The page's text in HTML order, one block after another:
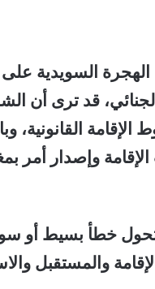
السويدية
قد ترى أن
القانونية،
وإصدار أمر
خطأ بسيط أو
والمستقبل